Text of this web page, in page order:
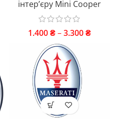
інтер’єру Mini Cooper
1.400₴–3.300₴